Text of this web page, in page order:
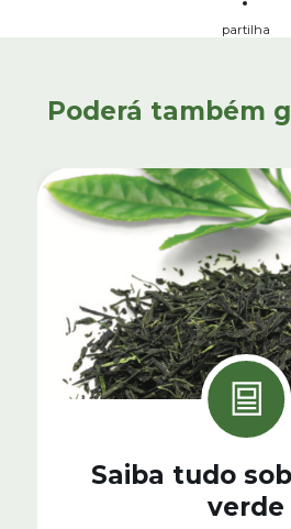
partilha
Poderá também
Saiba tudo
verde